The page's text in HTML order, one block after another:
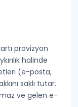
provizyon
halinde
(e-posta,
saklı tutar.
ve gelen e-